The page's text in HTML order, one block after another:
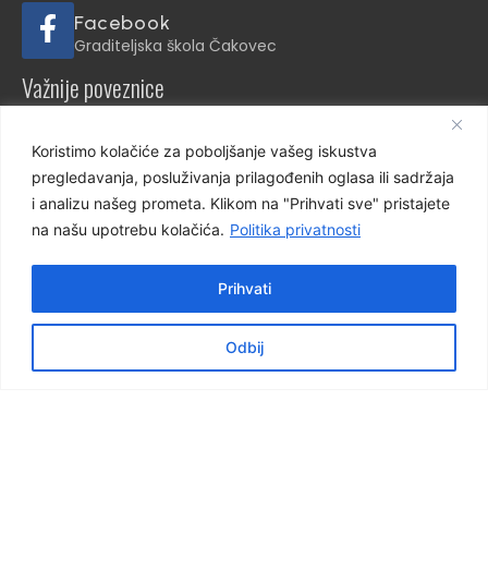
Koristimo kolačiće za poboljšanje vašeg iskustva
pregledavanja, posluživanja prilagođenih oglasa ili sadržaja
i analizu našeg prometa. Klikom na "Prihvati sve" pristajete
na našu upotrebu kolačića. Politika privatnosti
Odbij
Prihvati
Facebook
Graditeljska škola Čakovec
Važnije poveznice
e-dnevnik za učenike
NCVVO
Virtualna šetnja školom